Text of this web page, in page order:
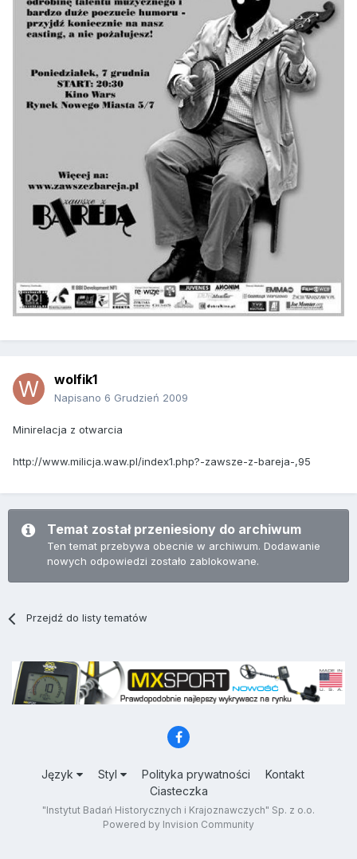
wolfik1
Napisano 6 Grudzień 2009
Minirelacja z otwarcia
http://www.milicja.waw.pl/index1.php?-zawsze-z-bareja-,95
Temat został przeniesiony do archiwum
Ten temat przebywa obecnie w archiwum. Dodawanie
nowych odpowiedzi zostało zablokowane.
Przejdź do listy tematów
Język Styl Polityka prywatności
Kontakt
Ciasteczka
"Instytut Badań Historycznych i Krajoznawczych" Sp. z o.o.
Powered by Invision Community